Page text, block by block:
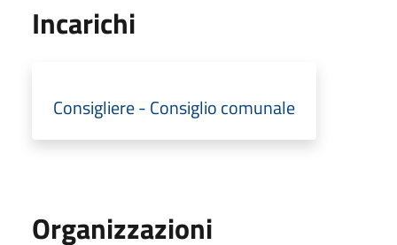
Incarichi
Consigliere - Consiglio comunale
Organizzazioni